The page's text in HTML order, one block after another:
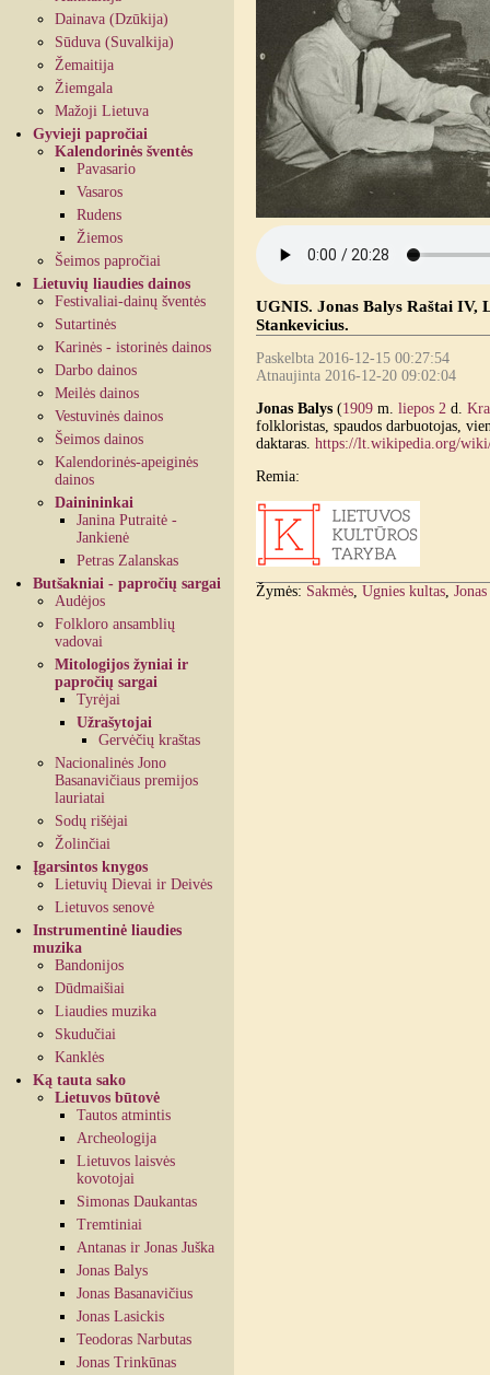
Dainava (Dzūkija)
Sūduva (Suvalkija)
Žemaitija
Žiemgala
Mažoji Lietuva
Gyvieji papročiai
Kalendorinės šventės
Pavasario
Vasaros
Rudens
Žiemos
Šeimos papročiai
Lietuvių liaudies dainos
Festivaliai-dainų šventės
Sutartinės
Karinės - istorinės dainos
Darbo dainos
Meilės dainos
Vestuvinės dainos
Šeimos dainos
Kalendorinės-apeiginės
dainos
Dainininkai
Janina Putraitė -
Jankienė
Petras Zalanskas
Butšakniai - papročių sargai
Audėjos
Folkloro ansamblių
vadovai
Mitologijos žyniai ir
papročių sargai
Tyrėjai
Užrašytojai
Gervėčių kraštas
Nacionalinės Jono
Basanavičiaus premijos
lauriatai
Sodų rišėjai
Žolinčiai
Įgarsintos knygos
Lietuvių Dievai ir Deivės
Lietuvos senovė
Instrumentinė liaudies
muzika
Bandonijos
Dūdmaišiai
Liaudies muzika
Skudučiai
Kanklės
Ką tauta sako
Lietuvos būtovė
Tautos atmintis
Archeologija
Lietuvos laisvės
kovotojai
Simonas Daukantas
Tremtiniai
Antanas ir Jonas Juška
Jonas Balys
Jonas Basanavičius
Jonas Lasickis
Teodoras Narbutas
Jonas Trinkūnas
UGNIS. Jonas Balys Raštai IV,
Stankevicius.
Paskelbta 2016-12-15 00:27:54
Atnaujinta 2016-12-20 09:02:04
Jonas Balys (1909 m. liepos 2 d.
folkloristas, spaudos darbuotojas,
daktaras. https://lt.wikipedia.org/wiki/
Remia:
Žymės: Sakmės Ugnies kultas